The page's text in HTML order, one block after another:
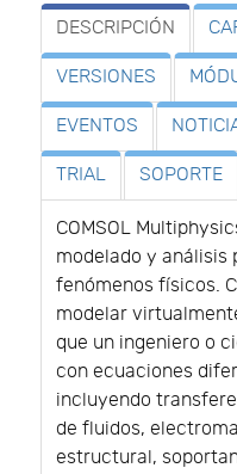
DESCRIPCIÓN
VERSIONES
EVENTOS
TRIAL SOPORTE
COMSOL
modelado y
fenómenos físicos.
modelar
que un ingeniero o
con ecuaciones
incluyendo
de fluidos,
estructural,